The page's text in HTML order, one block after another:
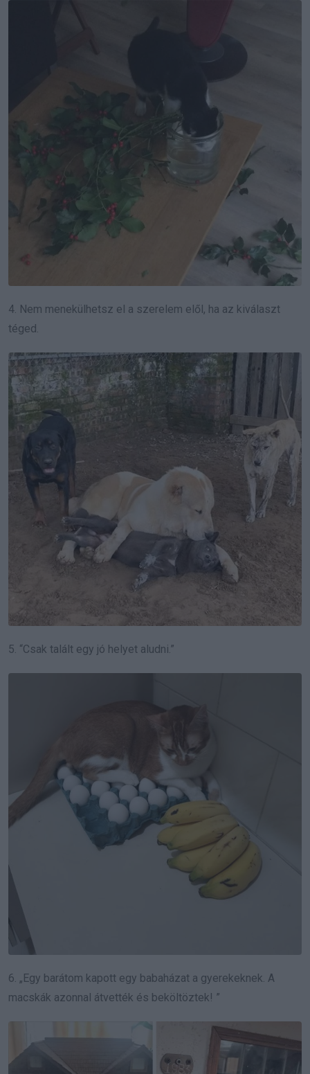
4. Nem menekülhetsz el a szerelem elől, ha az kiválaszt
téged.
5. “Csak talált egy jó helyet aludni.”
6. „Egy barátom kapott egy babaházat a gyerekeknek. A
macskák azonnal átvették és beköltöztek! ”